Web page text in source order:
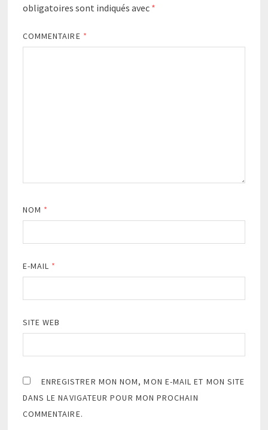
obligatoires sont indiqués avec *
COMMENTAIRE *
NOM *
E-MAIL *
SITE WEB
ENREGISTRER MON NOM, MON E-MAIL ET MON SITE
DANS LE NAVIGATEUR POUR MON PROCHAIN
COMMENTAIRE.